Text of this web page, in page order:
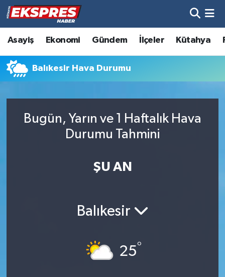
Asayiş Ekonomi Gündem İlçeler Kütahya
Balıkesir Hava Durumu
Bugün, Yarın ve 1 Haftalık Hava
Durumu Tahmini
ŞU AN
Balıkesir
25°
Altıntaş
Asayiş
Biyografiler
Hava Durumu
Trafik Durumu
Tüm Manşetler
Son Dakika Haberleri